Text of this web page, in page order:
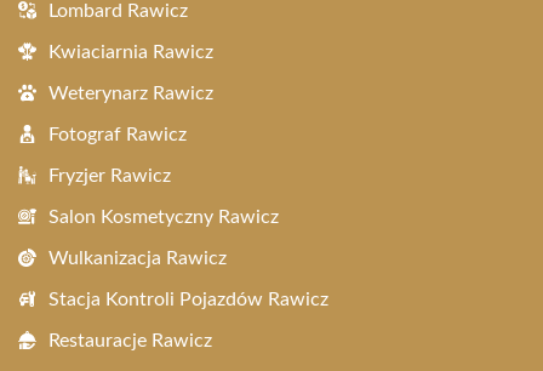
Lombard Rawicz
Kwiaciarnia Rawicz
Weterynarz Rawicz
Fotograf Rawicz
Fryzjer Rawicz
Salon Kosmetyczny Rawicz
Wulkanizacja Rawicz
Stacja Kontroli Pojazdów Rawicz
Restauracje Rawicz